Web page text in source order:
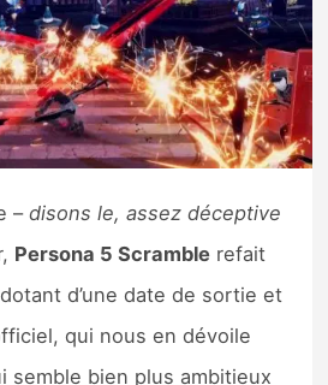
–disons le, assez déceptive
Persona 5 Scramble refait
d’une date de sortie et
qui nous en dévoile
semble bien plus ambitieux